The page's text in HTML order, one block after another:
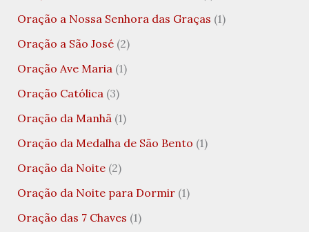
Oração a Nossa Senhora das Graças (1)
Oração a São José(2)
Oração Ave Maria(1)
Oração Católica(3)
Oração da Manhã(1)
Oração da Medalha de São Bento (1)
Oração da Noite(2)
Oração da Noite para Dormir(1)
Oração das 7 Chaves (1)